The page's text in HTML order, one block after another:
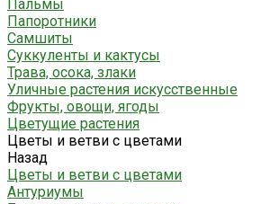
Пальмы
Папоротники
Самшиты
Суккуленты и кактусы
Трава, осока, злаки
Уличные растения искусственные
Фрукты, овощи, ягоды
Цветущие растения
Цветы и ветви с цветами
Назад
Цветы и ветви с цветами
Антуриумы